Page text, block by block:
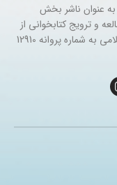
به عنوان ناشر بخش
و ترویج کتابخوانی از
سال 1394 با مجوز از وزارت فرهنگ و ارشاد اسلامی به شماره پروانه 12910